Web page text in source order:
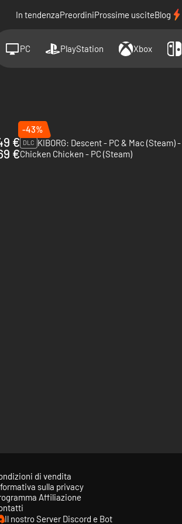
In tendenzaPreordiniProssime usciteBlog
PC PlayStation Xbox
€
-43%
DLC
€Chicken Chicken - PC (Steam)
di vendita
sulla privacy
Affiliazione
Il nostro Server Discord e Bot